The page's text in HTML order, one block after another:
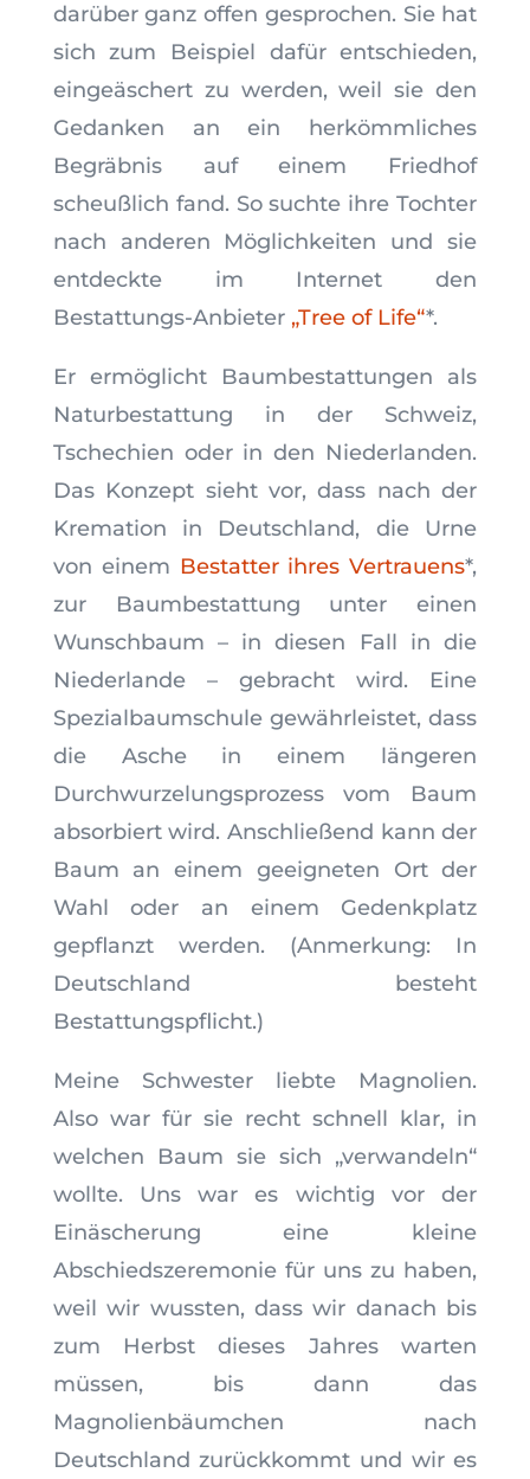
darüber ganz offen gesprochen. Sie hat
sich zum Beispiel dafür entschieden,
eingeäschert zu werden, weil sie den
Gedanken an ein herkömmliches
Begräbnis auf einem Friedhof
scheußlich fand. So suchte ihre Tochter
nach anderen Möglichkeiten und sie
entdeckte im Internet den
Bestattungs-Anbieter „Tree of Life“*.
Er ermöglicht Baumbestattungen als
Naturbestattung in der Schweiz,
Tschechien oder in den Niederlanden.
Das Konzept sieht vor, dass nach der
Kremation in Deutschland, die Urne
von einem Bestatter ihres Vertrauens*,
zur Baumbestattung unter einen
Wunschbaum – in diesen Fall in die
Niederlande – gebracht wird. Eine
Spezialbaumschule gewährleistet, dass
die Asche in einem längeren
Durchwurzelungsprozess vom Baum
absorbiert wird. Anschließend kann der
Baum an einem geeigneten Ort der
Wahl oder an einem Gedenkplatz
gepflanzt werden. (Anmerkung: In
Deutschland besteht
Bestattungspflicht.)
Meine Schwester liebte Magnolien.
Also war für sie recht schnell klar, in
welchen Baum sie sich „verwandeln“
wollte. Uns war es wichtig vor der
Einäscherung eine kleine
Abschiedszeremonie für uns zu haben,
weil wir wussten, dass wir danach bis
zum Herbst dieses Jahres warten
müssen, bis dann das
Magnolienbäumchen nach
Deutschland zurückkommt und wir es